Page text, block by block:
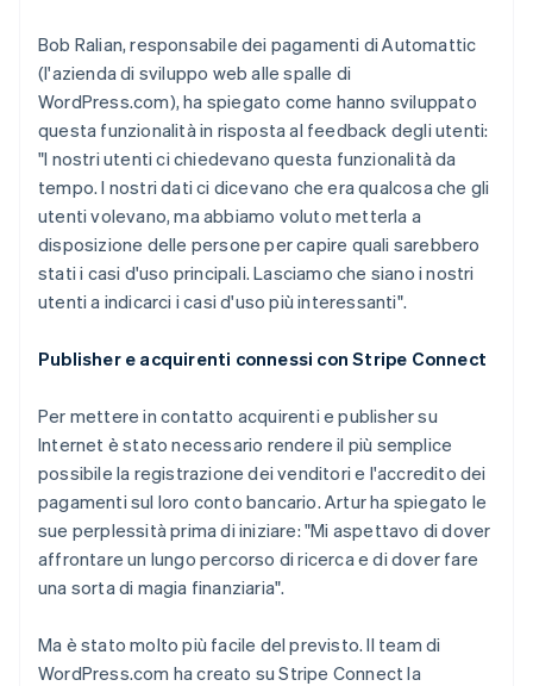
Bob Ralian, responsabile dei pagamenti di Automattic
(l'azienda di sviluppo web alle spalle di
WordPress.com), ha spiegato come hanno sviluppato
questa funzionalità in risposta al feedback degli utenti:
"I nostri utenti ci chiedevano questa funzionalità da
tempo. I nostri dati ci dicevano che era qualcosa che gli
utenti volevano, ma abbiamo voluto metterla a
disposizione delle persone per capire quali sarebbero
stati i casi d'uso principali. Lasciamo che siano i nostri
utenti a indicarci i casi d'uso più interessanti".
Publisher e acquirenti connessi con Stripe Connect
Per mettere in contatto acquirenti e publisher su
Internet è stato necessario rendere il più semplice
possibile la registrazione dei venditori e l'accredito dei
pagamenti sul loro conto bancario. Artur ha spiegato le
sue perplessità prima di iniziare: "Mi aspettavo di dover
affrontare un lungo percorso di ricerca e di dover fare
una sorta di magia finanziaria".
Ma è stato molto più facile del previsto. Il team di
WordPress.com ha creato su Stripe Connect la